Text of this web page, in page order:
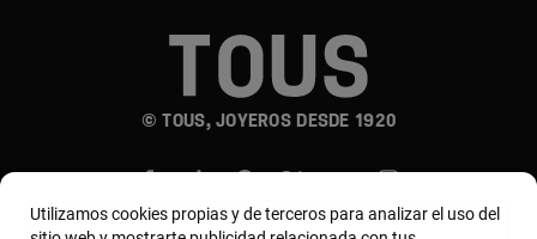
© TOUS, JOYEROS DESDE 1920
Utilizamos cookies propias y de terceros para analizar el uso del